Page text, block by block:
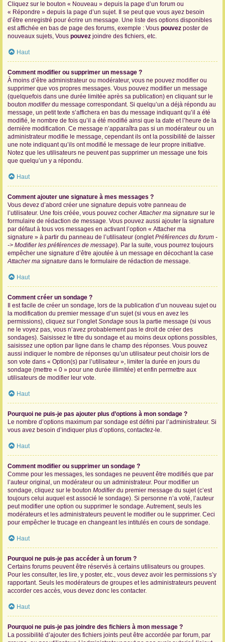
Cliquez sur le bouton « Nouveau » depuis la page d’un forum ou
« Répondre » depuis la page d’un sujet. Il se peut que vous ayez besoin
d’être enregistré pour écrire un message. Une liste des options disponibles
est affichée en bas de page des forums, exemple : Vous pouvez poster de
nouveaux sujets, Vous pouvez joindre des fichiers, etc.
Haut
Comment modifier ou supprimer un message ?
À moins d’être administrateur ou modérateur, vous ne pouvez modifier ou
supprimer que vos propres messages. Vous pouvez modifier un message
(quelquefois dans une durée limitée après sa publication) en cliquant sur le
bouton modifierdu message correspondant. Si quelqu’un a déjà répondu au
message, un petit texte s’affichera en bas du message indiquant qu’il a été
modifié, le nombre de fois qu’il a été modifié ainsi que la date et l’heure de la
dernière modification. Ce message n’apparaîtra pas si un modérateur ou un
administrateur modifie le message, cependant ils ont la possibilité de laisser
une note indiquant qu’ils ont modifié le message de leur propre initiative.
Notez que les utilisateurs ne peuvent pas supprimer un message une fois
que quelqu’un y a répondu.
Haut
Comment ajouter une signature à mes messages ?
Vous devez d’abord créer une signature depuis votre panneau de
l’utilisateur. Une fois créée, vous pouvez cocherAttacher ma signature sur le
formulaire de rédaction de message. Vous pouvez aussi ajouter la signature
par défaut à tous vos messages en activant l’option « Attacher ma
signature » à partir du panneau de l’utilisateur (ongletPréférences du forum -
-> Modifier les préférences de message). Par la suite, vous pourrez toujours
empêcher une signature d’être ajoutée à un message en décochant la case
Attacher ma signature dans le formulaire de rédaction de message.
Haut
Comment créer un sondage ?
Il est facile de créer un sondage, lors de la publication d’un nouveau sujet ou
la modification du premier message d’un sujet (si vous en avez les
permissions), cliquez sur l’ongletSondage sous la partie message (si vous
ne le voyez pas, vous n’avez probablement pas le droit de créer des
sondages). Saisissez le titre du sondage et au moins deux options possibles,
saisissez une option par ligne dans le champ des réponses. Vous pouvez
aussi indiquer le nombre de réponses qu’un utilisateur peut choisir lors de
son vote dans « Option(s) par l’utilisateur », limiter la durée en jours du
sondage (mettre « 0 » pour une durée illimitée) et enfin permettre aux
utilisateurs de modifier leur vote.
Haut
Pourquoi ne puis-je pas ajouter plus d’options à mon sondage ?
Le nombre d’options maximum par sondage est défini par l’administrateur. Si
vous avez besoin d’indiquer plus d’options, contactez-le.
Haut
Comment modifier ou supprimer un sondage ?
Comme pour les messages, les sondages ne peuvent être modifiés que par
l’auteur original, un modérateur ou un administrateur. Pour modifier un
sondage, cliquez sur le bouton Modifierdu premier message du sujet (c’est
toujours celui auquel est associé le sondage). Si personne n’a voté, l’auteur
peut modifier une option ou supprimer le sondage. Autrement, seuls les
modérateurs et les administrateurs peuvent le modifier ou le supprimer. Ceci
pour empêcher le trucage en changeant les intitulés en cours de sondage.
Haut
Pourquoi ne puis-je pas accéder à un forum ?
Certains forums peuvent être réservés à certains utilisateurs ou groupes.
Pour les consulter, les lire, y poster, etc., vous devez avoir les permissions s’y
rapportant. Seuls les modérateurs de groupes et les administrateurs peuvent
accorder ces accès, vous devez donc les contacter.
Haut
Pourquoi ne puis-je pas joindre des fichiers à mon message ?
La possibilité d’ajouter des fichiers joints peut être accordée par forum, par